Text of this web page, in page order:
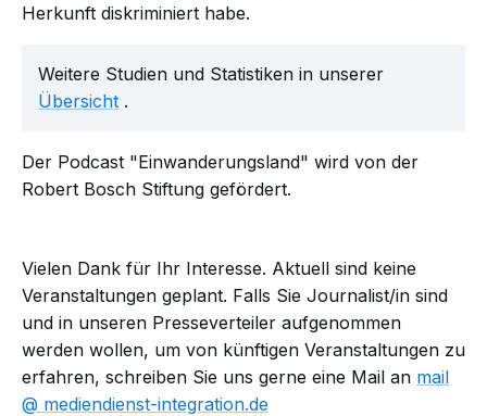
Herkunft diskriminiert habe.
Weitere Studien und Statistiken in unserer
Übersicht .
Der Podcast "Einwanderungsland" wird von der
Robert Bosch Stiftung gefördert.
Vielen Dank für Ihr Interesse. Aktuell sind keine
Veranstaltungen geplant. Falls Sie Journalist/in sind
und in unseren Presseverteiler aufgenommen
werden wollen, um von künftigen Veranstaltungen zu
erfahren, schreiben Sie uns gerne eine Mail an mail​
mediendienst-integration.de